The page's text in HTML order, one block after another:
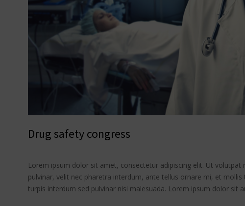
Drug safety congress
Lorem ipsum dolor sit amet, consectetur adipiscing elit. Ut
pulvinar, velit nec pharetra interdum, ante tellus ornare mi, et
turpis interdum sed pulvinar nisi malesuada. Lorem ipsum dolor sit